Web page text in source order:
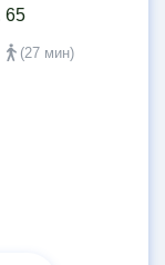
65
(27 мин)